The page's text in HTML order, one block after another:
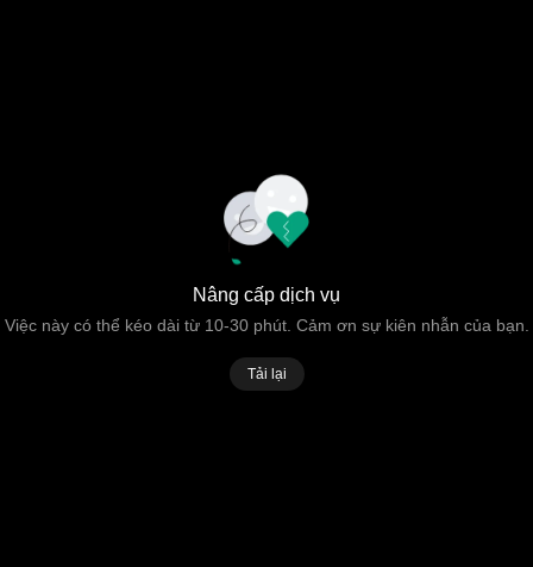
Nâng cấp dịch vụ
Việc này có thể kéo dài từ 10-30 phút. Cảm ơn sự kiên nhẫn của bạn.
Tải lại